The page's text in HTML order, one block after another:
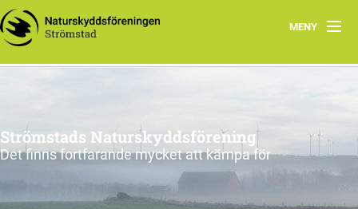
MENY
Aktuellt
Strömstads Naturskyddsförening
Det finns fortfarande mycket att kämpa för